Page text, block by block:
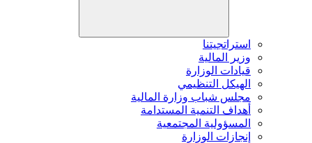
استراتجيتنا
وزير المالية
قيادات الوزارة
الهيكل التنظيمي
مجلس شباب وزارة المالية
أهداف التنمية المستدامة
المسؤولية المجتمعية
إنجازات الوزارة